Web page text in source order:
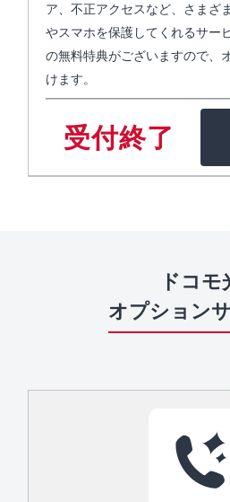
ア、不正アクセスなど、さまざ
やスマホを保護してくれるサー
の無料特典がございますので、
けます。
受付終了
ドコモ
オプション